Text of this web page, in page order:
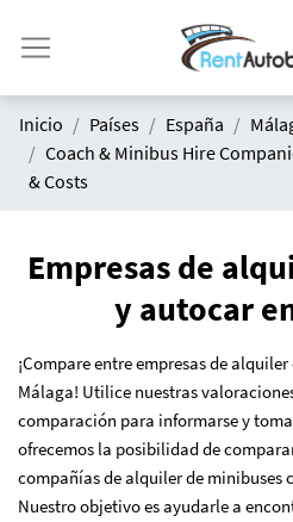
Inicio Países España
Coach & Minibus Hire
& Costs
Empresas de
y autocar
¡Compare entre empresas de
Málaga! Utilice nuestras
comparación para informarse y
ofrecemos la posibilidad de
compañías de alquiler de minibuses
Nuestro objetivo es ayudarle a